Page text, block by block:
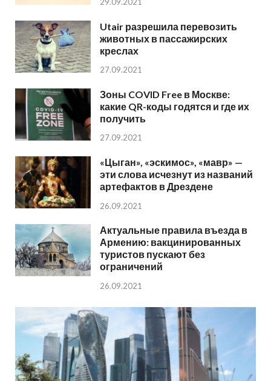
Utair разрешила перевозить
животных в пассажирских
креслах
27.09.2021
Зоны COVID Free в Москве:
какие QR-коды годятся и где их
получить
27.09.2021
«Цыган», «эскимос», «мавр» —
эти слова исчезнут из названий
артефактов в Дрездене
26.09.2021
Актуальные правила въезда в
Армению: вакцинированных
туристов пускают без
ограничений
26.09.2021